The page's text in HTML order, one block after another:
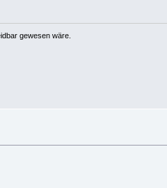
gewesen wäre.